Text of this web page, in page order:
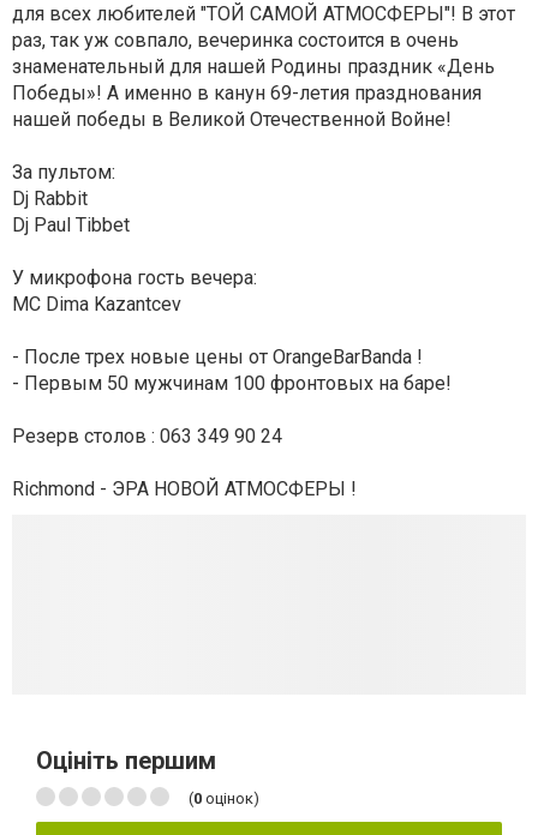
для всех любителей "ТОЙ САМОЙ АТМОСФЕРЫ"! В этот
раз, так уж совпало, вечеринка состоится в очень
знаменательный для нашей Родины праздник «День
Победы»! А именно в канун 69-летия празднования
нашей победы в Великой Отечественной Войне!
За пультом:
Dj Rabbit
Dj Paul Tibbet
У микрофона гость вечера:
MC Dima Kazantcev
- После трех новые цены от OrangeBarBanda !
- Первым 50 мужчинам 100 фронтовых на баре!
Резерв столов : 063 349 90 24
Richmond - ЭРА НОВОЙ АТМОСФЕРЫ !
Оцініть першим
(0 оцінок)